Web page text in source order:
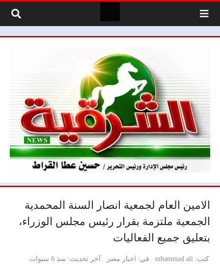
الامين العام لجمعية انصار السنة المحمدية
الجمعية ملتزمة بقرار رئيس مجلس الوزراء،
بتعليق جميع الفعاليات
كتب mhammad ali في اخبار مصر آخر تحديث منذ 6 سنوات